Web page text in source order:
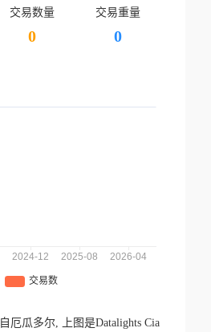
交易数量
0
交易重量
0
厄瓜多尔,
上图是Datalights Cia